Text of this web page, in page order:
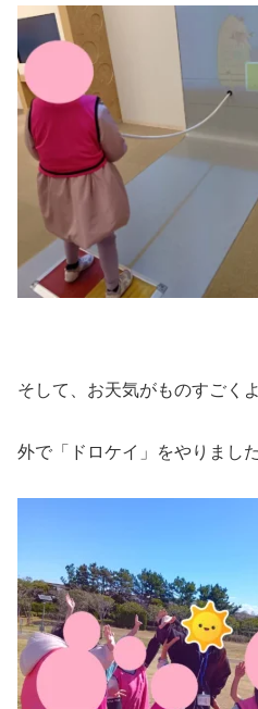
そして、お天気がものすごく
外で「ドロケイ」をやりまし